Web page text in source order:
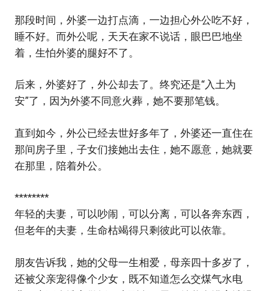
那段时间，外婆一边打点滴，一边担心外公吃不好，
睡不好。而外公呢，天天在家不说话，眼巴巴地坐
着，生怕外婆的腿好不了。
后来，外婆好了，外公却去了。终究还是“入土为
安”了，因为外婆不同意火葬，她不要那笔钱。
直到如今，外公已经去世好多年了，外婆还一直住在
那间房子里，子女们接她出去住，她不愿意，她就要
在那里，陪着外公。
********
年轻的夫妻，可以吵闹，可以分离，可以各奔东西，
但老年的夫妻，生命枯竭得只剩彼此可以依靠。
朋友告诉我，她的父母一生相爱，母亲四十多岁了，
还被父亲宠得像个少女，既不知道怎么交煤气水电